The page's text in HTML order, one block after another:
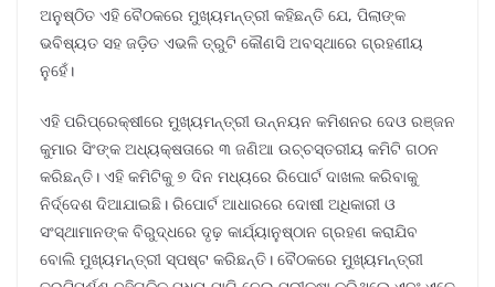
ଅନୁଷ୍ଠିତ ଏହି ବୈଠକରେ ମୁଖ୍ୟମନ୍ତ୍ରୀ କହିଛନ୍ତି ଯେ, ପିଲାଙ୍କ
ଭବିଷ୍ୟତ ସହ ଜଡ଼ିତ ଏଭଳି ତ୍ରୁଟି କୌଣସି ଅବସ୍ଥାରେ ଗ୍ରହଣୀୟ
ନୁହେଁ।
ଏହି ପରିପ୍ରେକ୍ଷୀରେ ମୁଖ୍ୟମନ୍ତ୍ରୀ ଉନ୍ନୟନ କମିଶନର ଦେଓ ରଞ୍ଜନ
କୁମାର ସିଂଙ୍କ ଅଧ୍ୟକ୍ଷତାରେ ୩ ଜଣିଆ ଉଚ୍ଚସ୍ତରୀୟ କମିଟି ଗଠନ
କରିଛନ୍ତି। ଏହି କମିଟିକୁ ୭ ଦିନ ମଧ୍ୟରେ ରିପୋର୍ଟ ଦାଖଲ କରିବାକୁ
ନିର୍ଦ୍ଦେଶ ଦିଆଯାଇଛି। ରିପୋର୍ଟ ଆଧାରରେ ଦୋଷୀ ଅଧିକାରୀ ଓ
ସଂସ୍ଥାମାନଙ୍କ ବିରୁଦ୍ଧରେ ଦୃଢ଼ କାର୍ଯ୍ୟାନୁଷ୍ଠାନ ଗ୍ରହଣ କରାଯିବ
ବୋଲି ମୁଖ୍ୟମନ୍ତ୍ରୀ ସ୍ପଷ୍ଟ କରିଛନ୍ତି। ବୈଠକରେ ମୁଖ୍ୟମନ୍ତ୍ରୀ